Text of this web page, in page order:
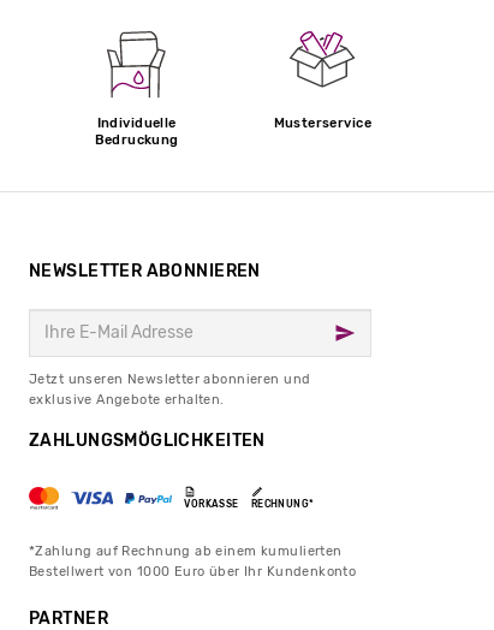
Individuelle
Bedruckung
Musterservice
NEWSLETTER ABONNIEREN
Jetzt unseren Newsletter abonnieren und
exklusive Angebote erhalten.
ZAHLUNGSMÖGLICHKEITEN
VORKASSE RECHNUNG*
*Zahlung auf Rechnung ab einem kumulierten
Bestellwert von 1000 Euro über Ihr Kundenkonto
PARTNER